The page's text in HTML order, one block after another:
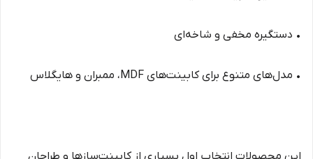
• دستگیره مخفی و شاخه‌ای
• مدل‌های متنوع برای کابینت‌های MDF، ممبران و هایگلاس
این محصولات انتخاب اول بسیاری از کابینت‌سازها و طراحان